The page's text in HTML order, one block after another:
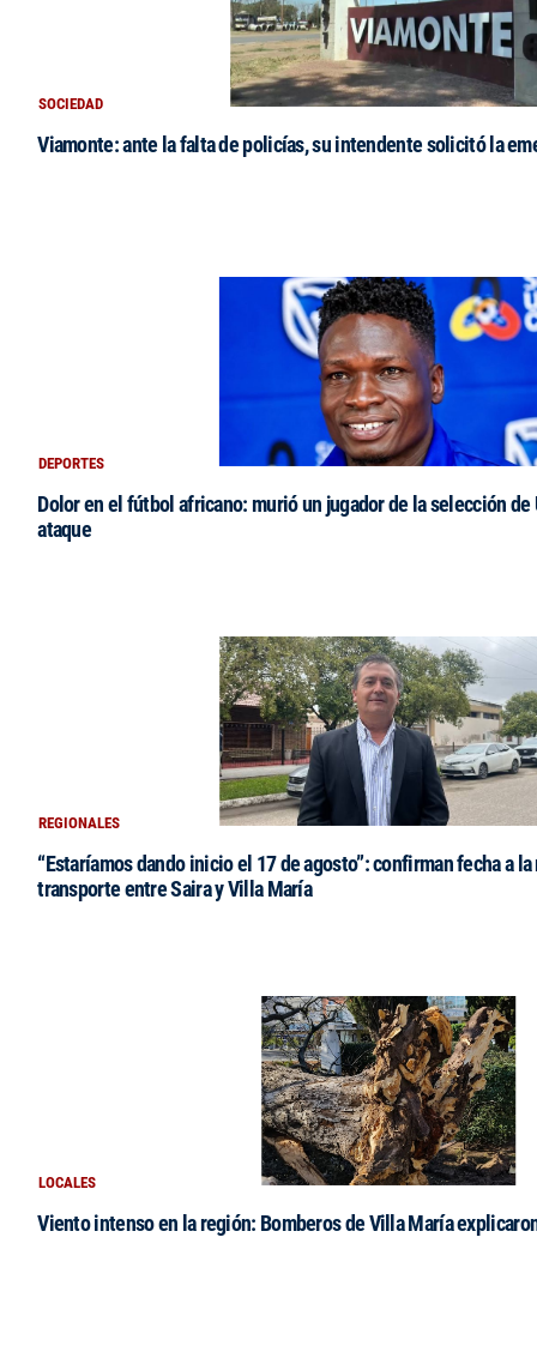
SOCIEDAD
Viamonte: ante la falta de policías, su intendente solicitó la
DEPORTES
Dolor en el fútbol africano: murió un jugador de la selección
ataque
REGIONALES
“Estaríamos dando inicio el 17 de agosto”: confirman fecha a
transporte entre Saira y Villa María
LOCALES
Viento intenso en la región: Bomberos de Villa María